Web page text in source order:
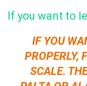
If you want to
IF YOU
PROPERLY,
SCALE.